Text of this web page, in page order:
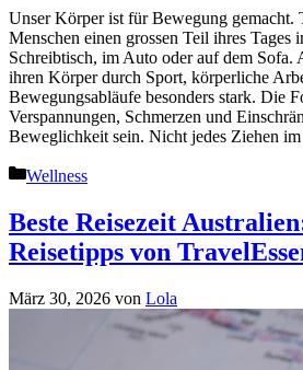
Unser Körper ist für Bewegung gemacht.
Menschen einen grossen Teil ihres Tages
Schreibtisch, im Auto oder auf dem Sofa.
ihren Körper durch Sport, körperliche
Bewegungsabläufe besonders stark. Die
Verspannungen, Schmerzen und
Beweglichkeit sein. Nicht jedes Ziehen
Kategorien
Wellness
Beste Reisezeit
Reisetipps von
März 30, 2026 von Lola